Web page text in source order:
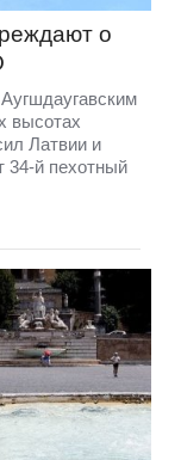
о
высотах
Латвии и
й пехотный